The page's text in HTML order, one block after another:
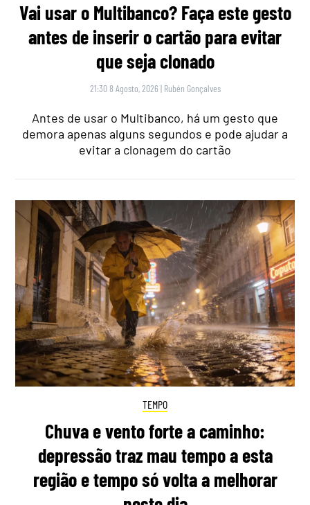
Vai usar o Multibanco? Faça este gesto
antes de inserir o cartão para evitar
que seja clonado
21:30 8 Agosto, 2026 | Rubén Gonçalves
Antes de usar o Multibanco, há um gesto que
demora apenas alguns segundos e pode ajudar a
evitar a clonagem do cartão
TEMPO
Chuva e vento forte a caminho:
depressão traz mau tempo a esta
região e tempo só volta a melhorar